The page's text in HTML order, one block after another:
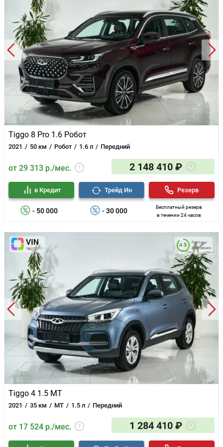
ёмкостью для хранения
Подлокотник 2-го и 3-го рядов сидений
Потолочные светодиодные светильники для 1,2,3 ряда
сидений
Большой сенсорный емкостный дисплей 2х12.3''
Android Auto/Apple CarPlay
Система «Свободные руки»(Hands free) с Bluetooth-
связью с моб. телефоном
Радио
8 динамиков
2 разъема USB + 2 разъема C-Type (спереди и сзади)
Телематическая система CHERY REMOTE - опция
Tiggo 8 Pro 1.6 Робот
2021 50 км Робот 1.6 л Передний
от 29 313 р./мес. 2 148 410 ₽
- 50 000
в Кредит
- 30 000
Трейд Ин
Бесплатный резерв
в течении 24 часов
Резерв
Tiggo 4 1.5 MT
2021 35 км MT 1.5 л Передний
Рейтинг
состояния
4.9
от 17 524 р./мес. 1 284 410 ₽